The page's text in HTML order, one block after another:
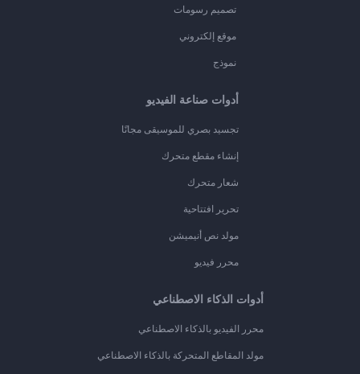
تصميم رسومات
موقع إلكتروني
نموذج
أدوات صناعة الفيديو
تجسيد بصري للموسيقى مجانًا
إنشاء مقطع متحرك
شعار متحرك
تحرير افتتاحية
مولد نص أنيميشن
محرر فيديو
أدوات الذكاء الاصطناعي
محرر الفيديو بالذكاء الاصطناعي
مولد المقاطع المتحركة بالذكاء الاصطناعي